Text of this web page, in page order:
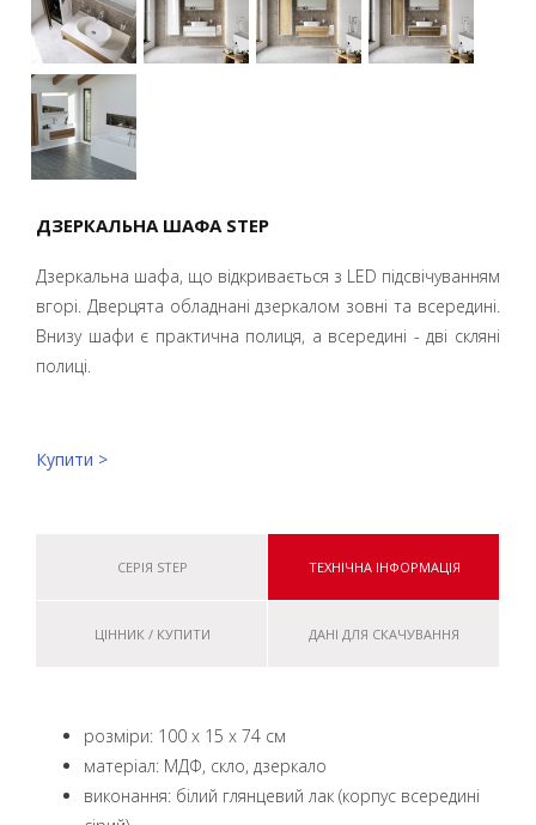
ДЗЕРКАЛЬНА ШАФА STEP
Дзеркальна шафа, що відкривається з LED підсвічуванням
вгорі. Дверцята обладнані дзеркалом зовні та всередині.
Внизу шафи є практична полиця, а всередині - дві скляні
полиці.
Купити >
СЕРІЯ STEP ТЕХНІЧНА ІНФОРМАЦІЯ
ЦІННИК / КУПИТИ ДАНІ ДЛЯ СКАЧУВАННЯ
розміри: 100 x 15 x 74 см
матеріал: МДФ, скло, дзеркало
виконання: білий глянцевий лак (корпус всередині